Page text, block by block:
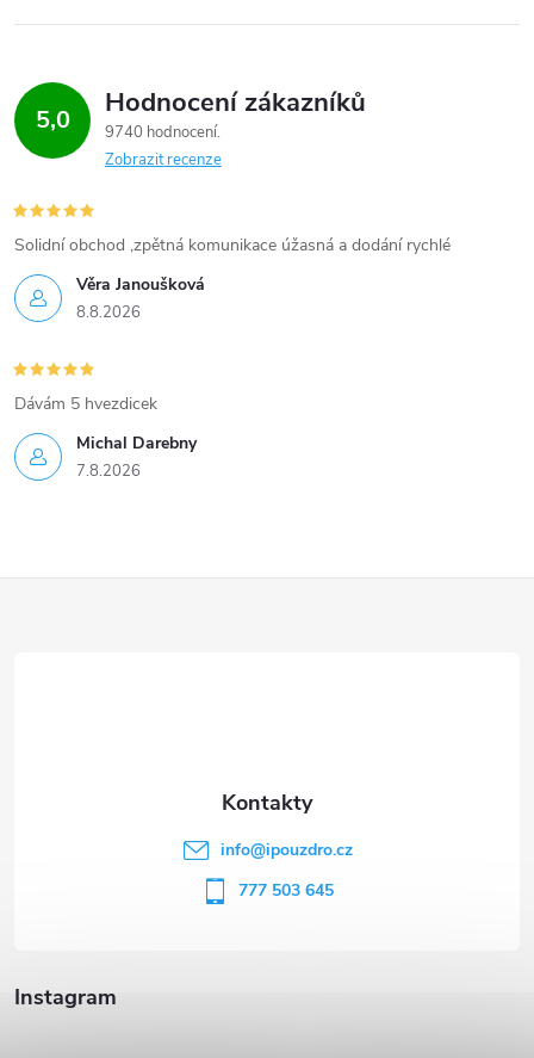
r
v
k
y
v
ý
p
i
s
u
5,0 Hodnocení zákazníků
9740 hodnocení
Zobrazit recenze
Věra Janoušková
8.8.2026
Solidní obchod ,zpětná komunikace úžasná a dodání rychlé
Michal Darebny
7.8.2026
Dávám 5 hvezdicek
Instagram
info@ipouzdro.cz
777 503 645